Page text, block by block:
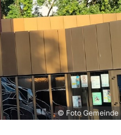
© Foto Gemeinde